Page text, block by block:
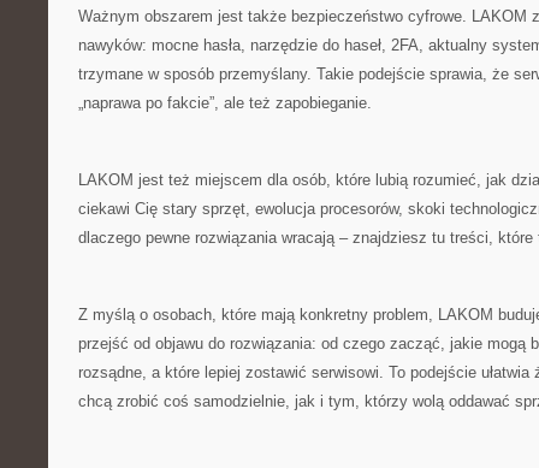
Ważnym obszarem jest także bezpieczeństwo cyfrowe. LAKOM
nawyków: mocne hasła, narzędzie do haseł, 2FA, aktualny
trzymane w sposób przemyślany. Takie podejście sprawia, że
„naprawa po fakcie”, ale też zapobieganie.
LAKOM jest też miejscem dla osób, które lubią rozumieć, jak
ciekawi Cię stary sprzęt, ewolucja procesorów, skoki
dlaczego pewne rozwiązania wracają – znajdziesz tu treści, które
Z myślą o osobach, które mają konkretny problem, LAKOM
przejść od objawu do rozwiązania: od czego zacząć, jakie mogą
rozsądne, a które lepiej zostawić serwisowi. To podejście
chcą zrobić coś samodzielnie, jak i tym, którzy wolą oddawać